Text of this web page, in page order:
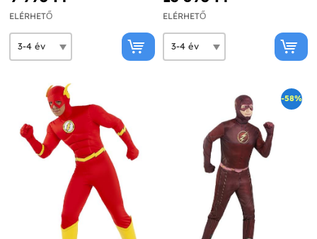
ELÉRHETŐ ELÉRHETŐ
-58%